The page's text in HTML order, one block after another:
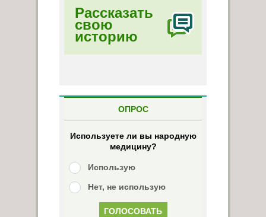
Рассказать
свою
историю
ОПРОС
Используете ли вы народную
медицину?
Использую
Нет, не использую